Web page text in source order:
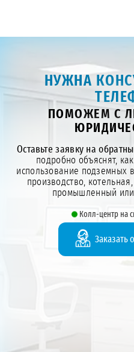
НУЖНА
ПОМОЖЕМ С
Оставьте заявку на
подробно объяснят,
использование подземных
производство,
промышленный
Колл-центр на
Заказать